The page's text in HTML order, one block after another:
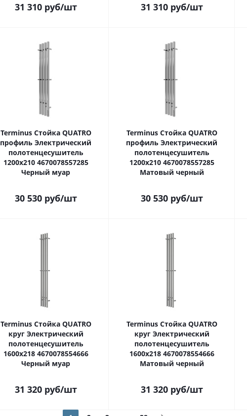
31 310руб/шт 31 310руб/шт
Terminus Стойка QUATRO
профиль Электрический
полотенцесушитель
1200х210 4670078557285
Черный муар
30 530руб/шт
Terminus Стойка QUATRO
профиль Электрический
полотенцесушитель
1200х210 4670078557285
Матовый черный
30 530руб/шт
Terminus Стойка QUATRO
круг Электрический
полотенцесушитель
1600х218 4670078554666
Черный муар
31 320руб/шт
Terminus Стойка QUATRO
круг Электрический
полотенцесушитель
1600х218 4670078554666
Матовый черный
31 320руб/шт